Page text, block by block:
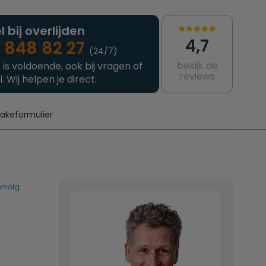
bij overlijden
82 27 (24/7)
voldoende, ook bij vragen of
Wij helpen je direct.
4,7
bekijk de
reviews